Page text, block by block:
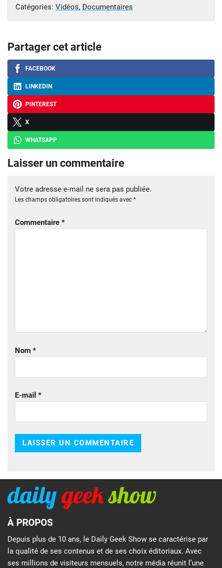
Catégories: Vidéos, Documentaires
Partager cet article
FACEBOOK
LINKEDIN
PINTEREST
X
WHATSAPP
Laisser un commentaire
Votre adresse e-mail ne sera pas publiée.
Les champs obligatoires sont indiqués avec *
Commentaire *
Nom *
E-mail *
À PROPOS
Depuis plus de 10 ans, le Daily Geek Show se caractérise par
la qualité de ses contenus et de ses choix éditoriaux. Avec
ses millions de visiteurs mensuels, notre média réunit l’une